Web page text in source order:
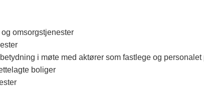
omsorgstjenester
i møte med aktører som fastlege og
boliger